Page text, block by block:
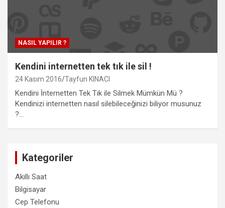
NASIL YAPILIR ?
Kendini internetten tek tık ile sil !
24 Kasım 2016 Tayfun KINACI
Kendini İnternetten Tek Tık ile Silmek Mümkün Mü ?
Kendinizi internetten nasıl silebileceğinizi biliyor musunuz
?…
Kategoriler
Akıllı Saat
Bilgisayar
Cep Telefonu